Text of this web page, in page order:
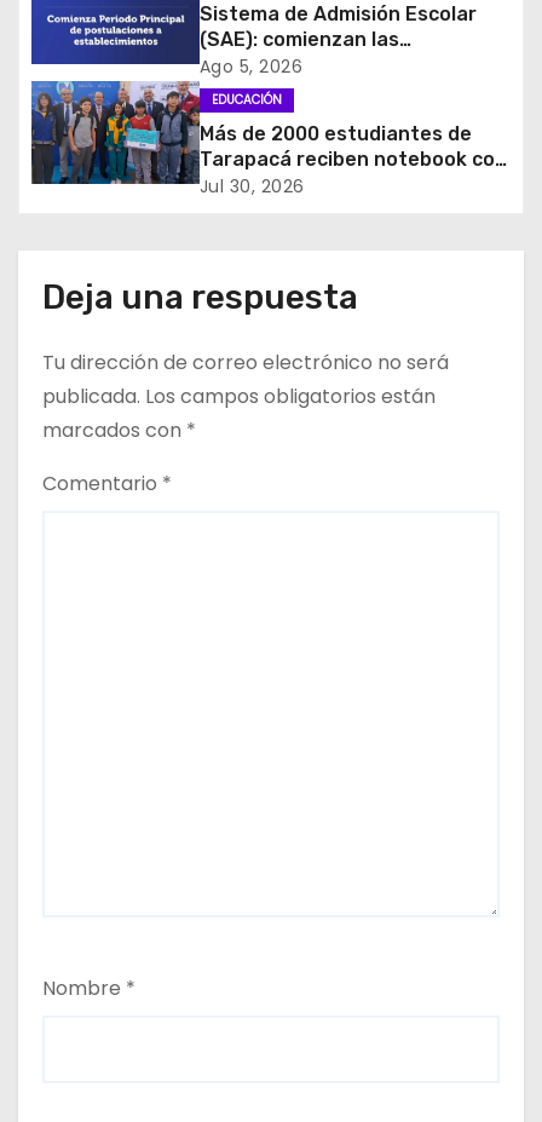
n
d
e
e
t
a
d
a
Sistema de Admisión Escolar
(SAE): comienzan las
postulaciones a
establecimientos para 2027
Ago 5, 2026
EDUCACIÓN
Más de 2000 estudiantes de
Tarapacá reciben notebook con
recursos pedagógicos e
Jul 30, 2026
Deja una respuesta
Tu dirección de correo electrónico no será
publicada. Los campos obligatorios están
marcados con *
Comentario *
Nombre *